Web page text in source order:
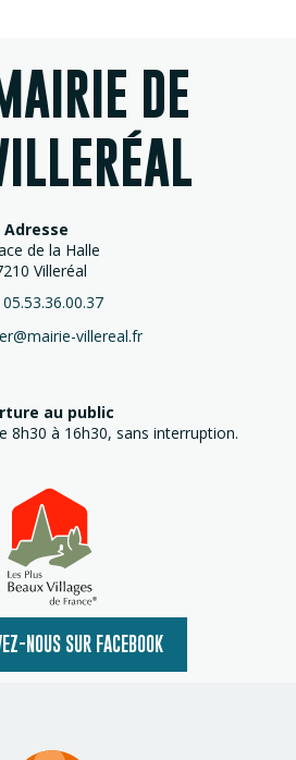
DE
Adresse
de la Halle
Villeréal
villereal.fr
au public
8h30 à 16h30, sans interruption.
NOUS SUR FACEBOOK